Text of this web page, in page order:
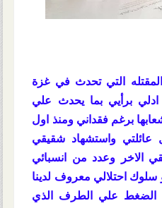
ايام المقتله التي تحدث في غزة
ادلي برأيي بما يحدث علي
برغم فقداني ومنذ اول
عائلتي واستشهاد شقيقي
الاخر وعدد من انسبائي
احتلالي معروف لدينا
الضغط علي الطرف الذي